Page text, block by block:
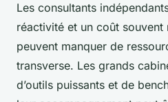
Les consultants
réactivité et un coût souvent
peuvent manquer de
transverse. Les grands
d’outils puissants et de